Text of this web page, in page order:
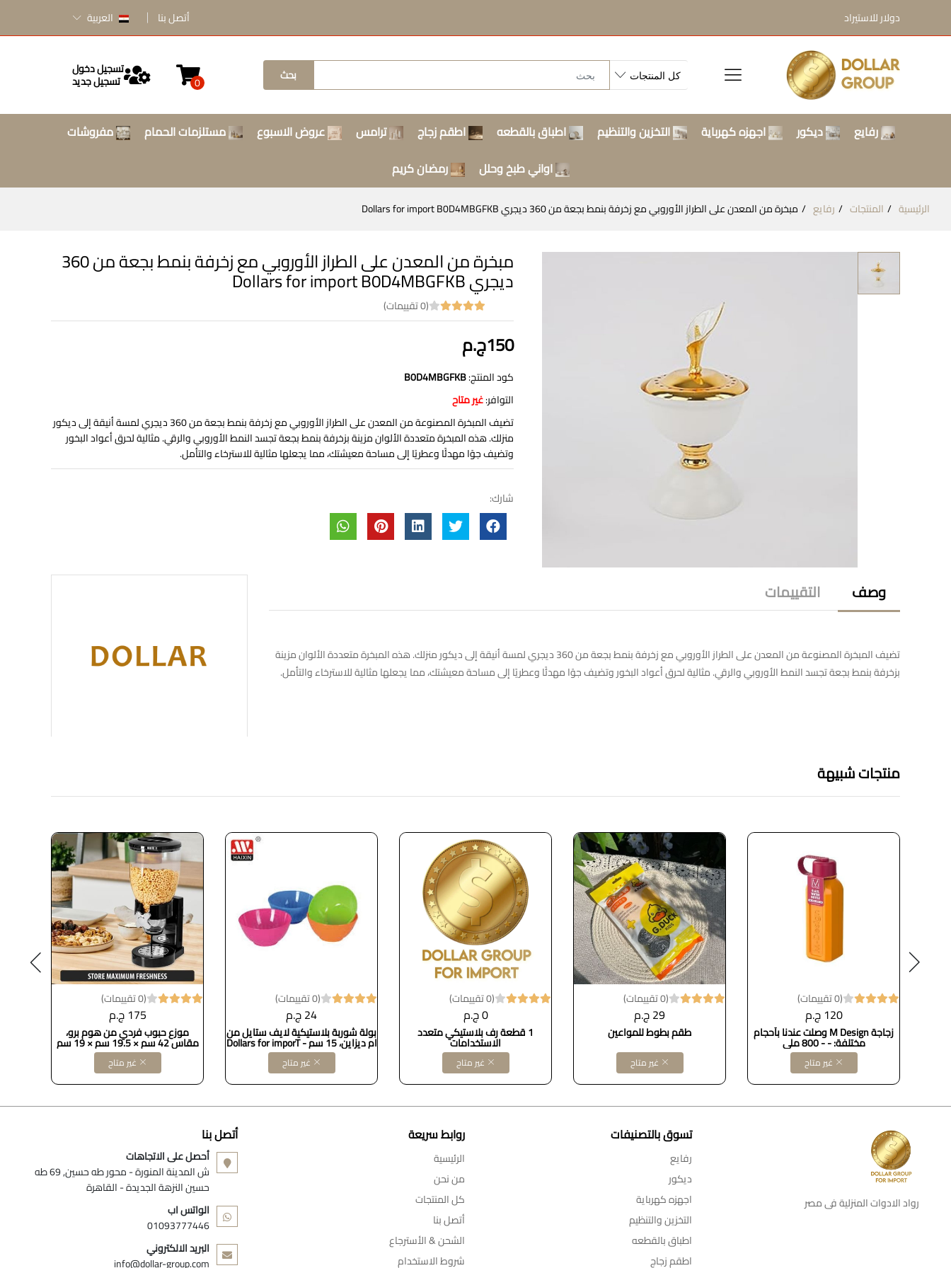
دولار للاستيراد أتصل بنا العربية
بحث 0
تسجيل دخول
تسجيل جديد
رفايع ديكور اجهزه كهرباية التخزين والتنظيم اطباق بالقطعه اطقم زجاج ترامس عروض الاسبوع مستلزمات الحمام
مفروشات
اواني طبخ وحلل
رمضان كريم
الرئيسية المنتجات رفايع مبخرة من المعدن على الطراز الأوروبي مع زخرفة بنمط بجعة من 360 ديجري Dollars for import B0D4MBGFKB
مبخرة من المعدن على الطراز الأوروبي مع زخرفة بنمط بجعة من 360
ديجري Dollars for import B0D4MBGFKB
(0 تقييمات)
150ج.م
كود المنتج:B0D4MBGFKB
التوافر:غير متاح
تضيف المبخرة المصنوعة من المعدن على الطراز الأوروبي مع زخرفة بنمط بجعة من 360 ديجري لمسة أنيقة إلى ديكور
منزلك. هذه المبخرة متعددة الألوان مزينة بزخرفة بنمط بجعة تجسد النمط الأوروبي والرقي. مثالية لحرق أعواد البخور
وتضيف جوًا مهدئًا وعطريًا إلى مساحة معيشتك، مما يجعلها مثالية للاسترخاء والتأمل.
شارك:
وصف التقييمات
تضيف المبخرة المصنوعة من المعدن على الطراز الأوروبي مع زخرفة بنمط بجعة من 360 ديجري لمسة أنيقة إلى ديكور منزلك. هذه المبخرة متعددة الألوان مزينة
بزخرفة بنمط بجعة تجسد النمط الأوروبي والرقي. مثالية لحرق أعواد البخور وتضيف جوًا مهدئًا وعطريًا إلى مساحة معيشتك، مما يجعلها مثالية للاسترخاء والتأمل.
منتجات شبيهة
(0 تقييمات)
120 ج.م
زجاجة M Design وصلت عندنا بأحجام
مختلفة: - - 800 ملي
غير متاح
(0 تقييمات)
29 ج.م
طقم بطوط للمواعين
غير متاح
(0 تقييمات)
0 ج.م
1 قطعة رف بلاستيكي متعدد
الاستخدامات
غير متاح
(0 تقييمات)
24 ج.م
بولة شوربة بلاستيكية لايف ستايل من
ام ديزاين، 15 سم - Dollars for imporT
كود B08WJKY9KK غير متاح
(0 تقييمات)
175 ج.م
موزع حبوب فردي من هوم برو،
مقاس 42 سم × 19.5 سم × 19 سم
B0BMQP8GZJ
غير متاح
رواد الادوات المنزلية فى مصر
تسوق بالتصنيفات
رفايع
ديكور
اجهزه كهرباية
التخزين والتنظيم
اطباق بالقطعه
اطقم زجاج
روابط سريعة
الرئيسية
من نحن
كل المنتجات
أتصل بنا
الشحن & الأسترجاع
شروط الاستخدام
أتصل بنا
أحصل على الاتجاهات
ش المدينة المنورة - محور طه حسين, 69 طه
حسين النزهة الجديدة - القاهرة
الواتس اب
01093777446
البريد الالكتروني
info@dollar-group.com